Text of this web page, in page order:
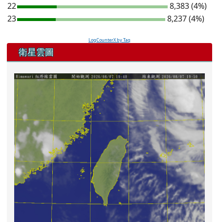
22
8,383 (4%)
23
8,237 (4%)
LogCounterX by Taq
左邊區域內容
衛星雲圖